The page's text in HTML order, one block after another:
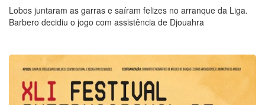
Lobos juntaram as garras e saíram felizes no arranque da Liga.
Barbero decidiu o jogo com assistência de Djouahra